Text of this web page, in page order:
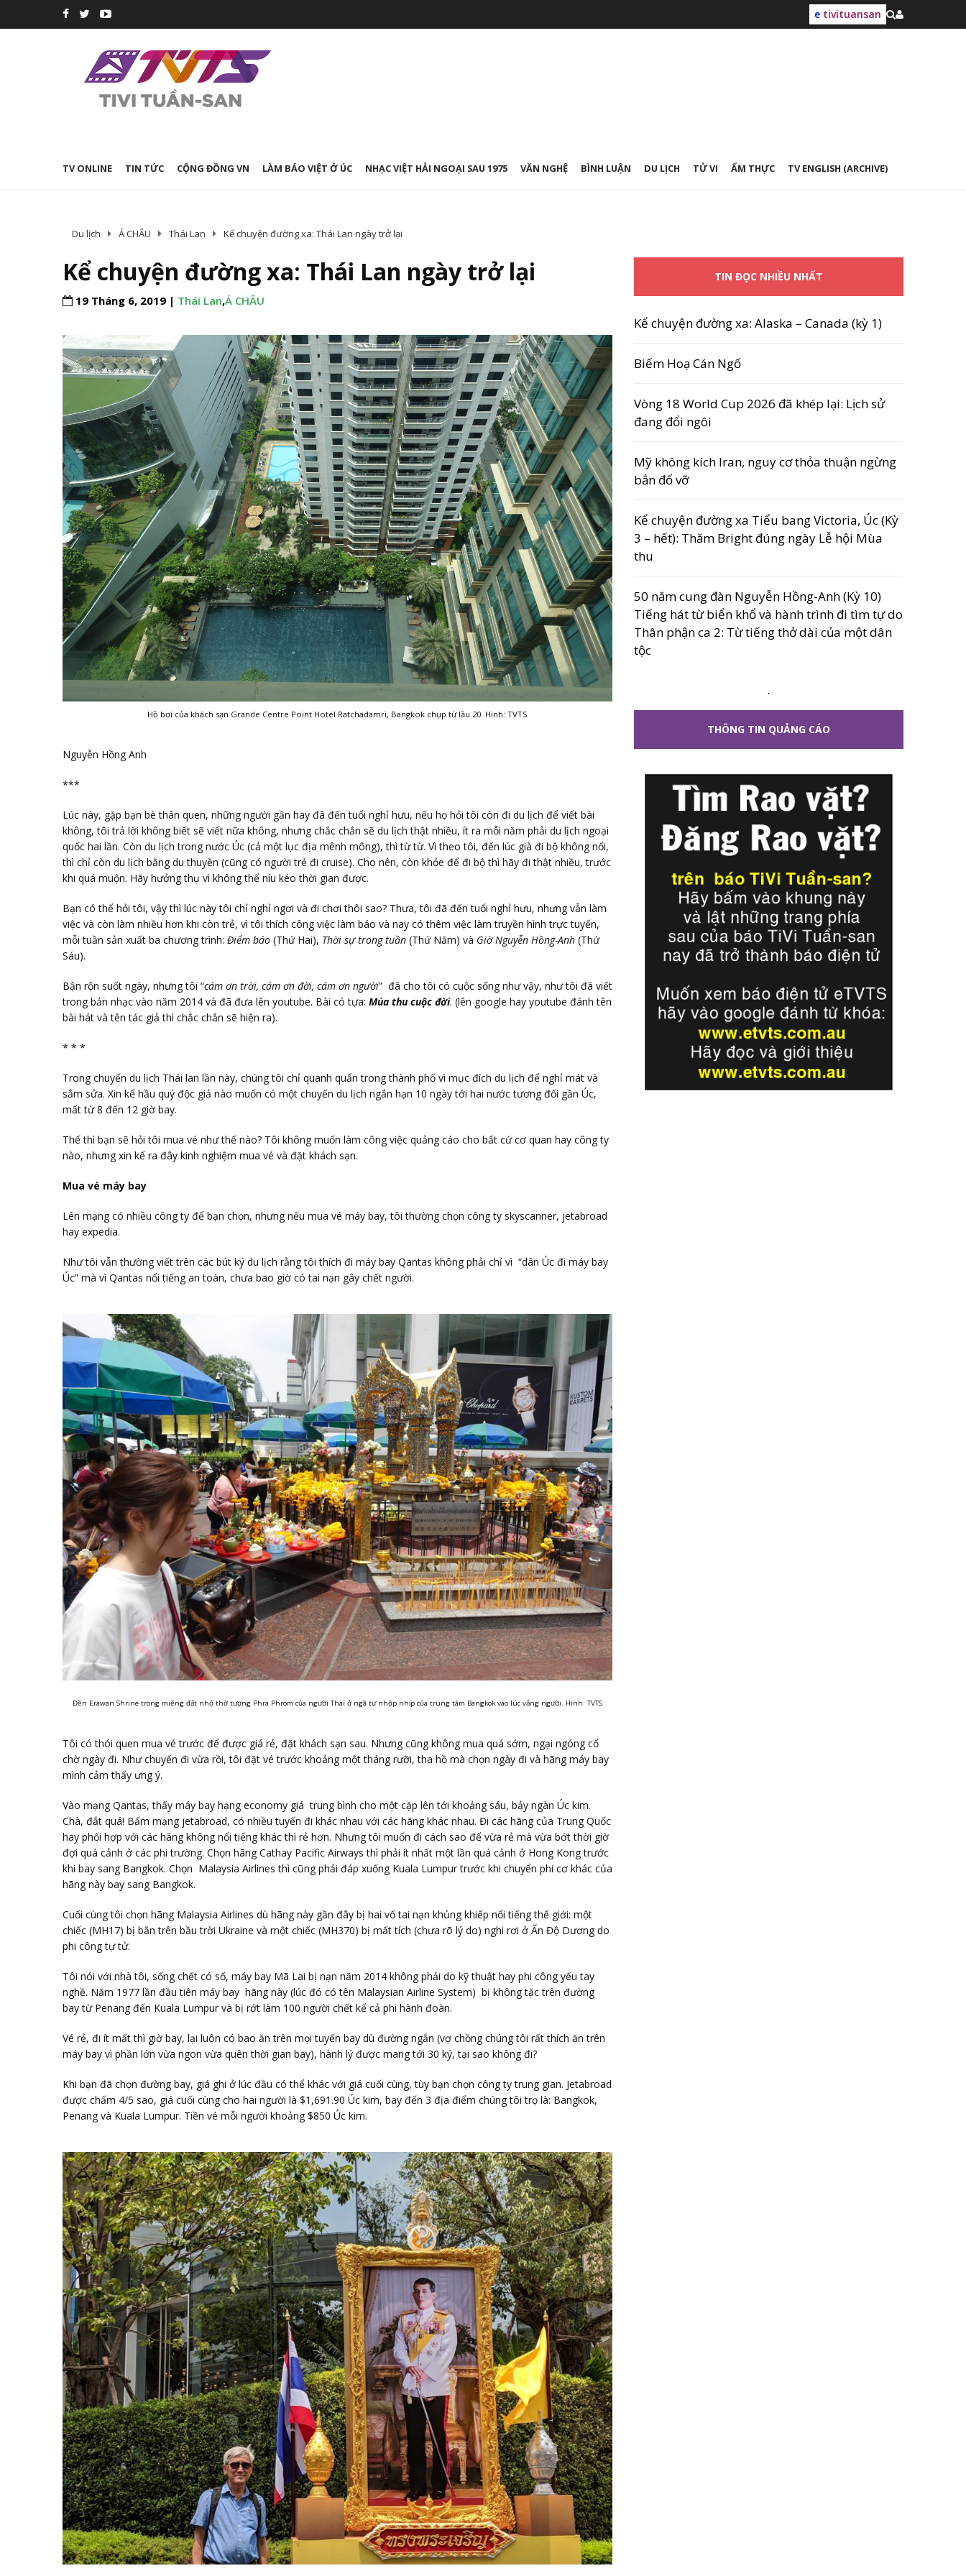
e tivituansan
TV ONLINE TIN TỨC CỘNG ĐỒNG VN LÀM BÁO VIỆT Ở ÚC NHẠC VIỆT HẢI NGOẠI SAU 1975 VĂN NGHỆ BÌNH LUẬN DU LỊCH TỬ VI ẨM THỰC TV ENGLISH (ARCHIVE)
Du lịch Á CHÂU Thái Lan Kể chuyện đường xa: Thái Lan ngày trở lại
Kể chuyện đường xa: Thái Lan ngày trở lại
19 Tháng 6, 2019 | Thái Lan,Á CHÂU
Hồ bơi của khách sạn Grande Centre Point Hotel Ratchadamri, Bangkok chụp từ lầu 20. Hình: TVTS
Nguyễn Hồng Anh
***
Lúc này, gặp bạn bè thân quen, những người gần hay đã đến tuổi nghỉ hưu, nếu họ hỏi tôi còn đi du lịch để viết bài
không, tôi trả lời không biết sẽ viết nữa không, nhưng chắc chắn sẽ du lịch thật nhiều, ít ra mỗi năm phải du lịch ngoại
quốc hai lần. Còn du lịch trong nước Úc (cả một lục địa mênh mông), thì từ từ. Vì theo tôi, đến lúc già đi bộ không nổi,
thì chỉ còn du lịch bằng du thuyền (cũng có người trẻ đi cruise). Cho nên, còn khỏe để đi bộ thì hãy đi thật nhiều, trước
khi quá muộn. Hãy hưởng thụ vì không thể níu kéo thời gian được.
Bạn có thể hỏi tôi, vậy thì lúc này tôi chỉ nghỉ ngơi và đi chơi thôi sao? Thưa, tôi đã đến tuổi nghỉ hưu, nhưng vẫn làm
việc và còn làm nhiều hơn khi còn trẻ, vì tôi thích công việc làm báo và nay có thêm việc làm truyền hình trực tuyến,
mỗi tuần sản xuất ba chương trình: Điểm báo (Thứ Hai), Thời sự trong tuần (Thứ Năm) và Giờ Nguyễn Hồng-Anh (Thứ
Sáu).
Bận rộn suốt ngày, nhưng tôi “cám ơn trời, cám ơn đời, cám ơn người” đã cho tôi có cuộc sống như vậy, như tôi đã viết
trong bản nhạc vào năm 2014 và đã đưa lên youtube. Bài có tựa: Mùa thu cuộc đời. (lên google hay youtube đánh tên
bài hát và tên tác giả thì chắc chắn sẽ hiện ra).
* * *
Trong chuyến du lịch Thái lan lần này, chúng tôi chỉ quanh quẩn trong thành phố vì mục đích du lịch để nghỉ mát và
sắm sửa. Xin kể hầu quý độc giả nào muốn có một chuyến du lịch ngắn hạn 10 ngày tới hai nước tương đối gần Úc,
mất từ 8 đến 12 giờ bay.
Thế thì bạn sẽ hỏi tôi mua vé như thế nào? Tôi không muốn làm công việc quảng cáo cho bất cứ cơ quan hay công ty
nào, nhưng xin kể ra đây kinh nghiệm mua vé và đặt khách sạn.
Mua vé máy bay
Lên mạng có nhiều công ty để bạn chọn, nhưng nếu mua vé máy bay, tôi thường chọn công ty skyscanner, jetabroad
hay expedia.
Như tôi vẫn thường viết trên các bút ký du lịch rằng tôi thích đi máy bay Qantas không phải chỉ vì “dân Úc đi máy bay
Úc” mà vì Qantas nổi tiếng an toàn, chưa bao giờ có tai nạn gây chết người.
Đền Erawan Shrine trong miếng đất nhỏ thờ tượng Phra Phrom của người Thái ở ngã tư nhộp nhịp của trung tâm Bangkok vào lúc vắng người. Hình: TVTS
Tôi có thói quen mua vé trước để được giá rẻ, đặt khách sạn sau. Nhưng cũng không mua quá sớm, ngại ngóng cổ
chờ ngày đi. Như chuyến đi vừa rồi, tôi đặt vé trước khoảng một tháng rưỡi, tha hồ mà chọn ngày đi và hãng máy bay
mình cảm thấy ưng ý.
Vào mạng Qantas, thấy máy bay hạng economy giá trung bình cho một cặp lên tới khoảng sáu, bảy ngàn Úc kim.
Chà, đắt quá! Bấm mạng jetabroad, có nhiều tuyến đi khác nhau với các hãng khác nhau. Đi các hãng của Trung Quốc
hay phối hợp với các hãng không nổi tiếng khác thì rẻ hơn. Nhưng tôi muốn đi cách sao để vừa rẻ mà vừa bớt thời giờ
đợi quá cảnh ở các phi trường. Chọn hãng Cathay Pacific Airways thì phải ít nhất một lần quá cảnh ở Hong Kong trước
khi bay sang Bangkok. Chọn Malaysia Airlines thì cũng phải đáp xuống Kuala Lumpur trước khi chuyển phi cơ khác của
hãng này bay sang Bangkok.
Cuối cùng tôi chọn hãng Malaysia Airlines dù hãng này gần đây bị hai vố tai nạn khủng khiếp nổi tiếng thế giới: một
chiếc (MH17) bị bắn trên bầu trời Ukraine và một chiếc (MH370) bị mất tích (chưa rõ lý do) nghi rơi ở Ấn Độ Dương do
phi công tự tử.
Tôi nói với nhà tôi, sống chết có số, máy bay Mã Lai bị nạn năm 2014 không phải do kỹ thuật hay phi công yếu tay
nghề. Năm 1977 lần đầu tiên máy bay hãng này (lúc đó có tên Malaysian Airline System) bị không tặc trên đường
bay từ Penang đến Kuala Lumpur và bị rớt làm 100 người chết kể cả phi hành đoàn.
Vé rẻ, đi ít mất thì giờ bay, lại luôn có bao ăn trên mọi tuyến bay dù đường ngắn (vợ chồng chúng tôi rất thích ăn trên
máy bay vì phần lớn vừa ngon vừa quên thời gian bay), hành lý được mang tới 30 ký, tại sao không đi?
Khi bạn đã chọn đường bay, giá ghi ở lúc đầu có thể khác với giá cuối cùng, tùy bạn chọn công ty trung gian. Jetabroad
được chấm 4/5 sao, giá cuối cùng cho hai người là $1,691.90 Úc kim, bay đến 3 địa điểm chúng tôi trọ là: Bangkok,
Penang và Kuala Lumpur. Tiền vé mỗi người khoảng $850 Úc kim.
TIN ĐỌC NHIỀU NHẤT
Kể chuyện đường xa: Alaska – Canada (kỳ 1)
Biếm Hoạ Cán Ngố
Vòng 18 World Cup 2026 đã khép lại: Lịch sử
đang đổi ngôi
Mỹ không kích Iran, nguy cơ thỏa thuận ngừng
bắn đổ vỡ
Kể chuyện đường xa Tiểu bang Victoria, Úc (Kỳ
3 – hết): Thăm Bright đúng ngày Lễ hội Mùa
thu
50 năm cung đàn Nguyễn Hồng-Anh (Kỳ 10)
Tiếng hát từ biển khổ và hành trình đi tìm tự do
Thân phận ca 2: Từ tiếng thở dài của một dân
tộc
.
THÔNG TIN QUẢNG CÁO